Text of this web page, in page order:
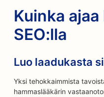
Kuinka
SEO:lla
Luo laadukasta
Yksi tehokkaimmista
hammaslääkärin